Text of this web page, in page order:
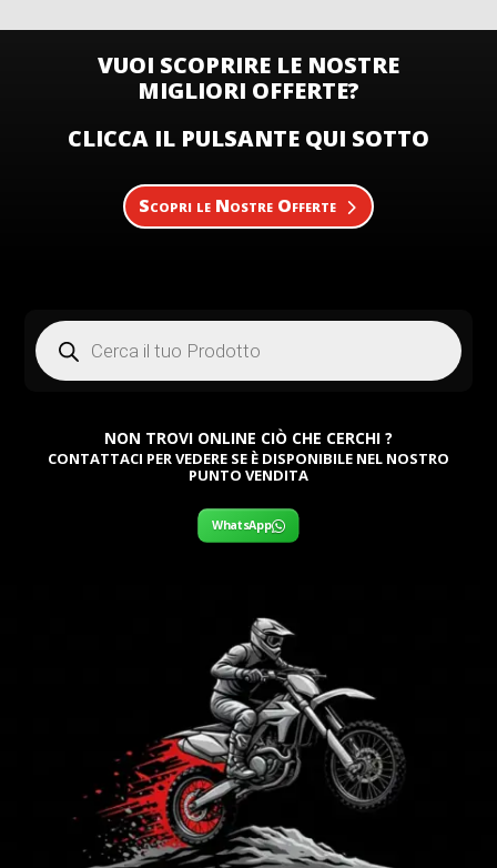
VUOI SCOPRIRE LE NOSTRE
MIGLIORI OFFERTE?
CLICCA IL PULSANTE QUI SOTTO
Scopri le Nostre Offerte
Products
search
NON TROVI ONLINE CIÒ CHE CERCHI ?
CONTATTACI PER VEDERE SE È DISPONIBILE NEL NOSTRO
PUNTO VENDITA
WhatsApp